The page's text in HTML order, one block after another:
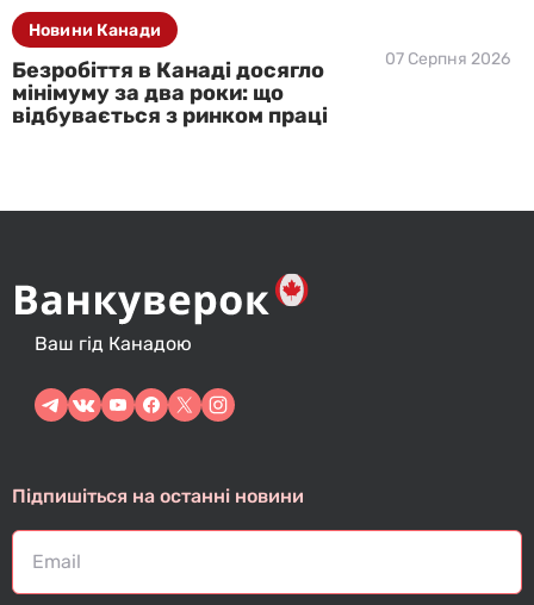
Безробіття в Канаді досягло
мінімуму за два роки: що
відбувається з ринком праці
07 Серпня 2026
Новини Канади
Ваш гід Канадою
Підпишіться на останні новини